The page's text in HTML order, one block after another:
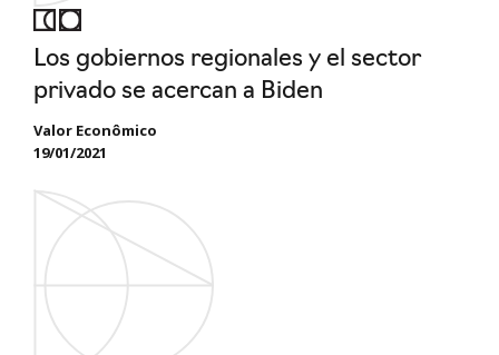
Los gobiernos regionales y el sector
privado se acercan a Biden
Valor Econômico
19/01/2021